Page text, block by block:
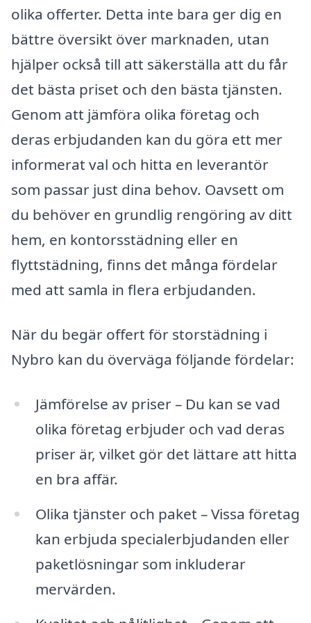
olika offerter. Detta inte bara ger dig en
bättre översikt över marknaden, utan
hjälper också till att säkerställa att du får
det bästa priset och den bästa tjänsten.
Genom att jämföra olika företag och
deras erbjudanden kan du göra ett mer
informerat val och hitta en leverantör
som passar just dina behov. Oavsett om
du behöver en grundlig rengöring av ditt
hem, en kontorsstädning eller en
flyttstädning, finns det många fördelar
med att samla in flera erbjudanden.
När du begär offert för storstädning i
Nybro kan du överväga följande fördelar:
Jämförelse av priser – Du kan se vad
olika företag erbjuder och vad deras
priser är, vilket gör det lättare att hitta
en bra affär.
Olika tjänster och paket – Vissa företag
kan erbjuda specialerbjudanden eller
paketlösningar som inkluderar
mervärden.